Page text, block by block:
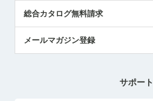
総合カタログ無料請求
メールマガジン登録
サポート